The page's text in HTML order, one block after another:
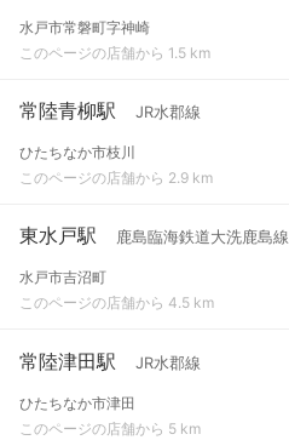
水戸市常磐町字神崎
このページの店舗から 1.5 km
常陸青柳駅 JR水郡線
ひたちなか市枝川
このページの店舗から 2.9 km
東水戸駅 鹿島臨海鉄道大洗鹿島線
水戸市吉沼町
このページの店舗から 4.5 km
常陸津田駅 JR水郡線
ひたちなか市津田
このページの店舗から 5 km